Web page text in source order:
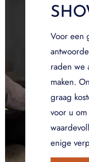
Voor een
raden we
maken.
graag
voor u
enige